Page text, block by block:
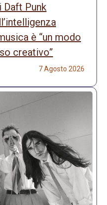
Daft Punk
è “un modo
creativo”
7 Agosto 2026